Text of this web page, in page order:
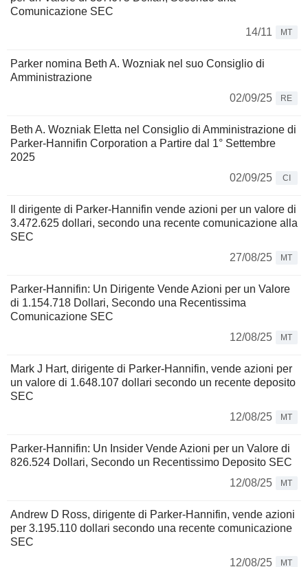
Comunicazione SEC
14/11
MT
Parker nomina Beth A. Wozniak nel suo Consiglio di
Amministrazione
02/09/25
RE
Beth A. Wozniak Eletta nel Consiglio di Amministrazione di
Parker-Hannifin Corporation a Partire dal 1° Settembre
2025
02/09/25
CI
Il dirigente di Parker-Hannifin vende azioni per un valore di
3.472.625 dollari, secondo una recente comunicazione alla
SEC
27/08/25
MT
Parker-Hannifin: Un Dirigente Vende Azioni per un Valore
di 1.154.718 Dollari, Secondo una Recentissima
Comunicazione SEC
12/08/25
MT
Mark J Hart, dirigente di Parker-Hannifin, vende azioni per
un valore di 1.648.107 dollari secondo un recente deposito
SEC
12/08/25
MT
Parker-Hannifin: Un Insider Vende Azioni per un Valore di
826.524 Dollari, Secondo un Recentissimo Deposito SEC
12/08/25
MT
Andrew D Ross, dirigente di Parker-Hannifin, vende azioni
per 3.195.110 dollari secondo una recente comunicazione
SEC
12/08/25
MT